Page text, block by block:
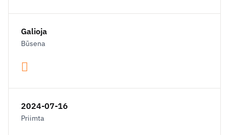
Galioja
Būsena
2024-07-16
Priimta